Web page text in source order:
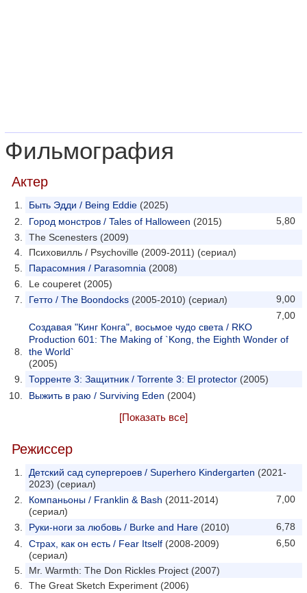
Фильмография
Актер
Быть Эдди / Being Eddie (2025)
5,80
Город монстров / Tales of Halloween (2015)
The Scenesters (2009)
Психовилль / Psychoville (2009-2011) (сериал)
Парасомния / Parasomnia (2008)
Le couperet (2005)
9,00
Гетто / The Boondocks (2005-2010) (сериал)
7,00
Создавая "Кинг Конга", восьмое чудо света / RKO
Production 601: The Making of `Kong, the Eighth Wonder of
the World`
(2005)
Торренте 3: Защитник / Torrente 3: El protector (2005)
Выжить в раю / Surviving Eden (2004)
[Показать все]
Режиссер
Детский сад супергероев / Superhero Kindergarten (2021-
2023) (сериал)
7,00
Компаньоны / Franklin & Bash (2011-2014)
(сериал)
6,78
Руки-ноги за любовь / Burke and Hare (2010)
6,50
Страх, как он есть / Fear Itself (2008-2009)
(сериал)
Mr. Warmth: The Don Rickles Project (2007)
The Great Sketch Experiment (2006)